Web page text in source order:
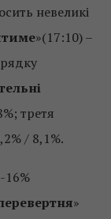
невеликі
»(17:10) –
третя
/ 8,1%.
16%
»